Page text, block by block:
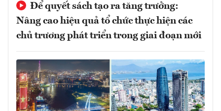
Để quyết sách tạo ra tăng trưởng:
Nâng cao hiệu quả tổ chức thực hiện các
chủ trương phát triển trong giai đoạn mới